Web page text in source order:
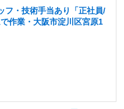
フ・技術手当あり「正社員/
作業・大阪市淀川区宮原1